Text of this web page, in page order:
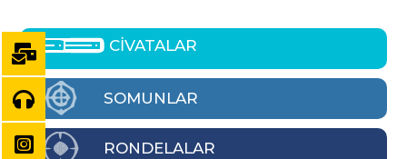
CİVATALAR
SOMUNLAR
RONDELALAR